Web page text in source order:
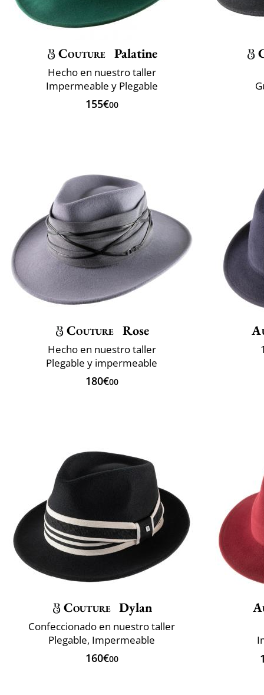
Couture Palatine
Hecho en nuestro taller
Impermeable y Plegable
155€00
Couture Rose
Hecho en nuestro taller
Plegable y impermeable
180€00
Couture Dylan
Confeccionado en nuestro taller
Plegable, Impermeable
160€00